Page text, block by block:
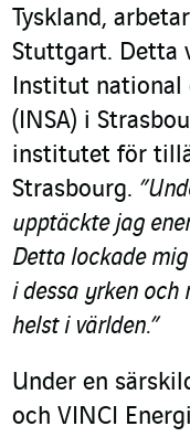
Tyskland,
Stuttgart. Detta
Institut national
(INSA) i
institutet för
Strasbourg.
upptäckte jag
Detta lockade
i dessa yrken
helst i världen.”
Under en
och VINCI